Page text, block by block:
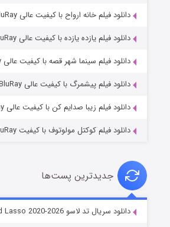
خاندان اژدها فصل ۳
دانلود فیلم خانه ارواح با کیفیت عالی BluRay
دانلود فیلم یازده یازده با کیفیت عالی BluRay
دانلود فیلم سینما شهر قصه با کیفیت عالی BluRay
دانلود فیلم پیشمرگ با کیفیت عالی BluRay
دانلود فیلم زیبا صدایم کن با کیفیت عالی BluRay
دانلود فیلم کوکتل مولوتوف با کیفیت BluRay
جدیدترین پست‌ها
دانلود سریال تد لاسو Ted Lasso 2020-2026